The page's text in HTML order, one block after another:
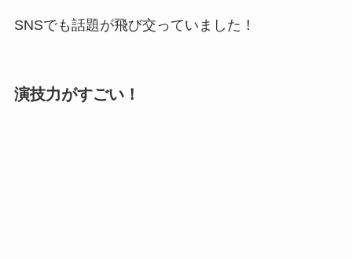
SNSでも話題が飛び交っていました！
演技力がすごい！